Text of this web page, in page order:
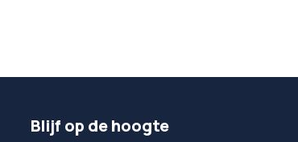
Blijf op de hoogte